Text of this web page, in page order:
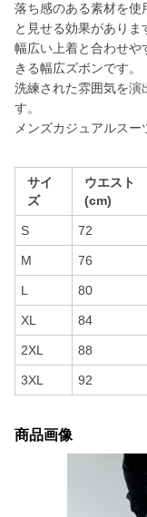
落ち感のある素材を使
と見せる効果がありま
幅広い上着と合わせや
きる幅広ズボンです。
洗練された雰囲気を演
す。
メンズカジュアルスー
サイ
ズ
ウエスト
(cm)
S 72
M 76
L 80
XL 84
2XL 88
3XL 92
商品画像